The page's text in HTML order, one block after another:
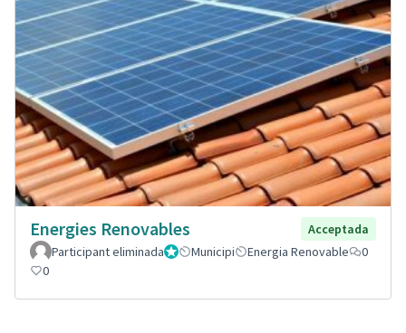
Energies Renovables
Acceptada
Participant eliminadaAdministrador
Municipi Energia Renovable
0
0